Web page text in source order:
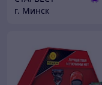
г. Минск